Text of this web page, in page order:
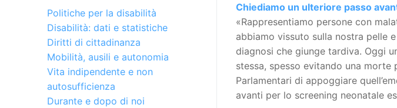
Chiediamo un ulteriore passo
«Rappresentiamo persone con
abbiamo vissuto sulla nostra pelle
diagnosi che giunge tardiva. Oggi
stessa, spesso evitando una morte
Parlamentari di appoggiare
avanti per lo screening neonatale
Politiche per la disabilità
Disabilità: dati e statistiche
Diritti di cittadinanza
Mobilità, ausili e autonomia
Vita indipendente e non
autosufficienza
Durante e dopo di noi